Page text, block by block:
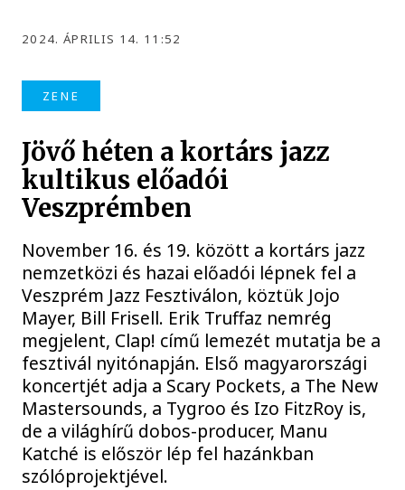
2024. ÁPRILIS 14. 11:52
ZENE
Jövő héten a kortárs jazz
kultikus előadói
Veszprémben
November 16. és 19. között a kortárs jazz
nemzetközi és hazai előadói lépnek fel a
Veszprém Jazz Fesztiválon, köztük Jojo
Mayer, Bill Frisell. Erik Truffaz nemrég
megjelent, Clap! című lemezét mutatja be a
fesztivál nyitónapján. Első magyarországi
koncertjét adja a Scary Pockets, a The New
Mastersounds, a Tygroo és Izo FitzRoy is,
de a világhírű dobos-producer, Manu
Katché is először lép fel hazánkban
szólóprojektjével.